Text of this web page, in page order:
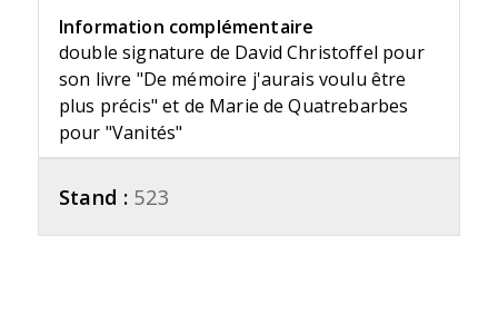
Information complémentaire
double signature de David Christoffel pour
son livre "De mémoire j'aurais voulu être
plus précis" et de Marie de Quatrebarbes
pour "Vanités"
Stand : 523